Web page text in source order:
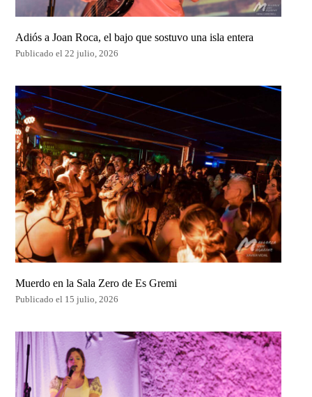
Adiós a Joan Roca, el bajo que sostuvo una isla entera
Publicado el 22 julio, 2026
Muerdo en la Sala Zero de Es Gremi
Publicado el 15 julio, 2026